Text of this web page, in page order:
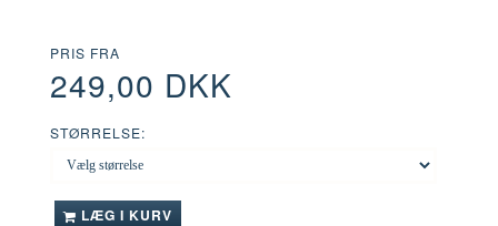
PRIS FRA
249,00 DKK
STØRRELSE:
LÆG I KURV